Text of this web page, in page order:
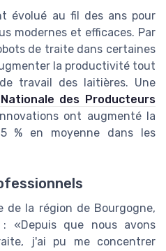
évolué au fil des ans pour
modernes et efficaces. Par
de traite dans certaines
la productivité tout
travail des laitières. Une
des Producteurs
ont augmenté la
% en moyenne dans les
de la région de Bourgogne,
«Depuis que nous avons
j'ai pu me concentrer